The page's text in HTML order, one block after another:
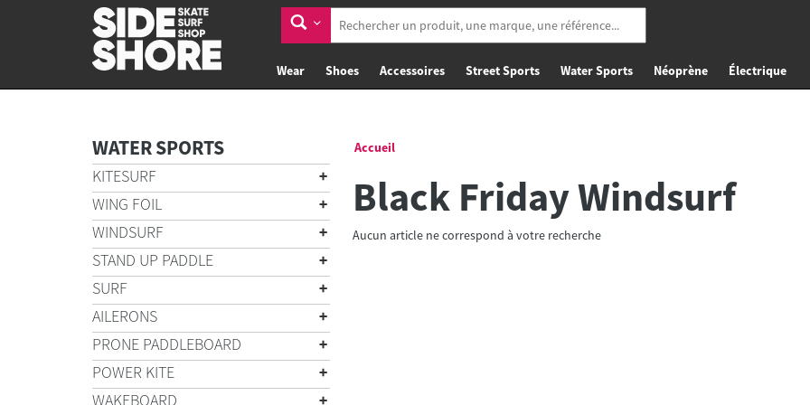
Wear Shoes Accessoires Street Sports Water Sports Néoprène Électrique
WATER SPORTS
KITESURF
WING FOIL
WINDSURF
STAND UP PADDLE
SURF
AILERONS
PRONE PADDLEBOARD
POWER KITE
WAKEBOARD
Accueil
Black Friday Windsurf
Aucun article ne correspond à votre recherche